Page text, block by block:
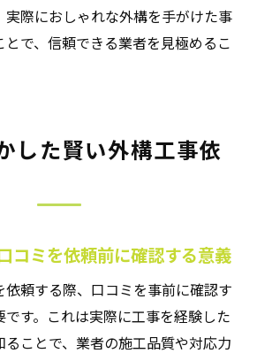
実際におしゃれな外構を手がけた事
で、信頼できる業者を見極めるこ
した賢い外構工事依
コミを依頼前に確認する意義
依頼する際、口コミを事前に確認す
です。これは実際に工事を経験した
ことで、業者の施工品質や対応力